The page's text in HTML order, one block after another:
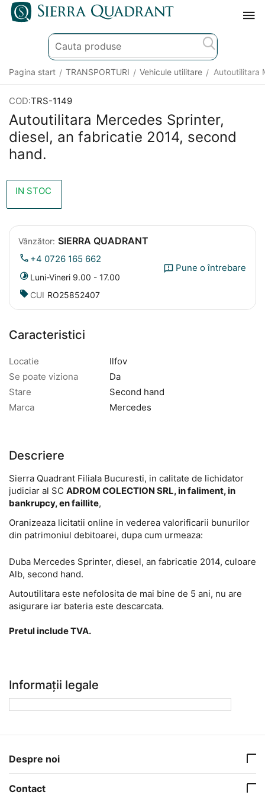
Pagina start / TRANSPORTURI / Vehicule utilitare / Autoutilitara
COD:TRS-1149
Autoutilitara Mercedes Sprinter,
diesel, an fabricatie 2014, second
hand.
IN STOC
Vânzător: SIERRA QUADRANT
+4 0726 165 662
Luni-Vineri 9.00 - 17.00
CUI RO25852407
Pune o întrebare
Caracteristici
Locatie
Ilfov
Se poate viziona
Da
Stare
Second hand
Marca
Mercedes
Descriere
Sierra Quadrant Filiala Bucuresti, in calitate de lichidator
judiciar al SC ADROM COLECTION SRL, in faliment, in
bankrupcy, en faillite,
Oranizeaza licitatii online in vederea valorificarii bunurilor
din patrimoniul debitoarei, dupa cum urmeaza:
Duba Mercedes Sprinter, diesel, an fabricatie 2014, culoare
Alb, second hand.
Autoutilitara este nefolosita de mai bine de 5 ani, nu are
asigurare iar bateria este descarcata.
Pretul include TVA.
Informații legale
Despre noi
Contact